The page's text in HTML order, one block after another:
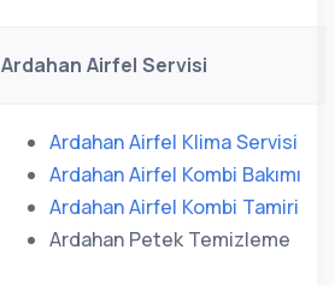
Ardahan Airfel Servisi
Ardahan Airfel Klima Servisi
Ardahan Airfel Kombi Bakımı
Ardahan Airfel Kombi Tamiri
Ardahan Petek Temizleme